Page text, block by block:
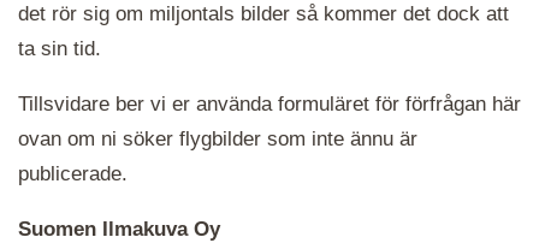
det rör sig om miljontals bilder så kommer det dock att
ta sin tid.
Tillsvidare ber vi er använda formuläret för förfrågan här
ovan om ni söker flygbilder som inte ännu är
publicerade.
Suomen Ilmakuva Oy